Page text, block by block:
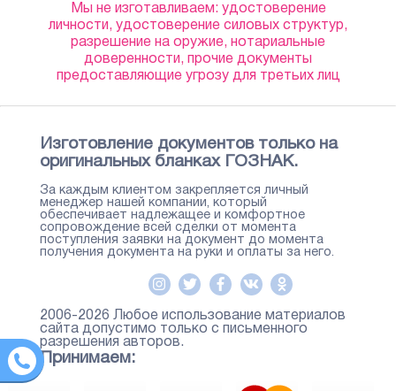
Мы не изготавливаем: удостоверение
личности, удостоверение силовых структур,
разрешение на оружие, нотариальные
доверенности, прочие документы
предоставляющие угрозу для третьих лиц
Изготовление документов только на
оригинальных бланках ГОЗНАК.
За каждым клиентом закрепляется личный
менеджер нашей компании, который
обеспечивает надлежащее и комфортное
сопровождение всей сделки от момента
поступления заявки на документ до момента
получения документа на руки и оплаты за него.
2006-2026 Любое использование материалов
сайта допустимо только с письменного
разрешения авторов.
Принимаем: